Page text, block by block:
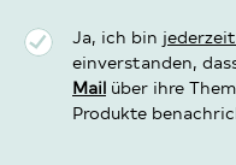
Ja, ich bin
einverstanden,
Mail
über ihre
Produkte